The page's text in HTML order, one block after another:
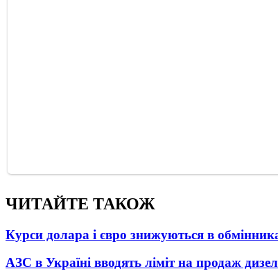
ЧИТАЙТЕ ТАКОЖ
Курси долара і євро знижуються в
АЗС в Україні вводять ліміт на продаж